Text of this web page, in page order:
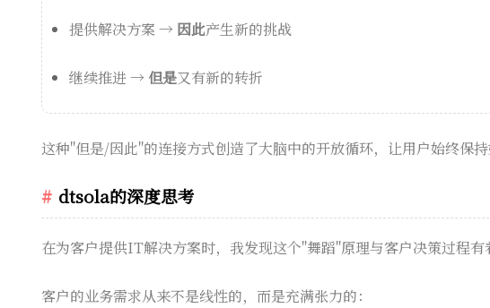
提供解决方案 → 因此产生新的挑战
继续推进 → 但是又有新的转折
这种"但是/因此"的连接方式创造了大脑中的开放循环，让用户始终保
dtsola的深度思考
在为客户提供IT解决方案时，我发现这个"舞蹈"原理与客户决策过程有
客户的业务需求从来不是线性的，而是充满张力的：